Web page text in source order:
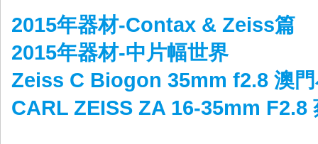
2015年器材-Contax & Zeiss篇
2015年器材-中片幅世界
Zeiss C Biogon 35mm f2.8 澳
CARL ZEISS ZA 16-35mm F2.8